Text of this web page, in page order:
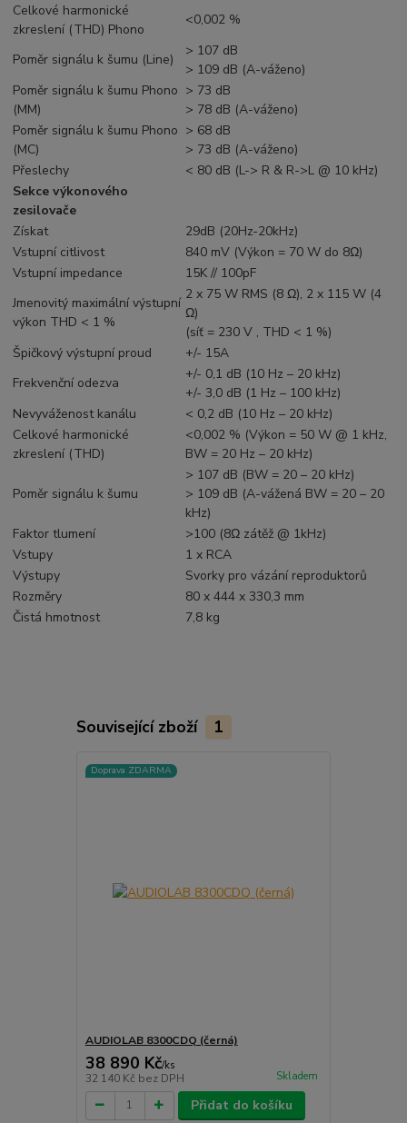
Celkové harmonické
zkreslení (THD) Phono
<0,002 %
Poměr signálu k šumu (Line)
> 107 dB
> 109 dB (A-váženo)
Poměr signálu k šumu Phono
(MM)
> 73 dB
> 78 dB (A-váženo)
Poměr signálu k šumu Phono
(MC)
> 68 dB
> 73 dB (A-váženo)
Přeslechy
< 80 dB (L-> R & R->L @ 10 kHz)
Sekce výkonového
zesilovače
Získat
29dB (20Hz-20kHz)
Vstupní citlivost
840 mV (Výkon = 70 W do 8Ω)
Vstupní impedance
15K // 100pF
Jmenovitý maximální výstupní
výkon THD < 1 %
2 x 75 W RMS (8 Ω), 2 x 115 W (4
Ω)
(síť = 230 V , THD < 1 %)
Špičkový výstupní proud
+/- 15A
Frekvenční odezva
+/- 0,1 dB (10 Hz – 20 kHz)
+/- 3,0 dB (1 Hz – 100 kHz)
Nevyváženost kanálu
< 0,2 dB (10 Hz – 20 kHz)
Celkové harmonické
zkreslení (THD)
<0,002 % (Výkon = 50 W @ 1 kHz,
BW = 20 Hz – 20 kHz)
Poměr signálu k šumu
> 107 dB (BW = 20 – 20 kHz)
> 109 dB (A-vážená BW = 20 – 20
kHz)
Faktor tlumení
>100 (8Ω zátěž @ 1kHz)
Vstupy
1 x RCA
Výstupy
Svorky pro vázání reproduktorů
Rozměry
80 x 444 x 330,3 mm
Čistá hmotnost
7,8 kg
Související zboží 1
Doprava ZDARMA
AUDIOLAB 8300CDQ (černá)
38 890 Kč/ks
32 140 Kč bez DPH Skladem
Přidat do košíku